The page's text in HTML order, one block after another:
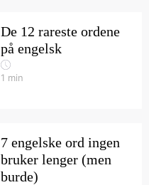
De 12 rareste ordene
på engelsk
1 min
7 engelske ord ingen
bruker lenger (men
burde)